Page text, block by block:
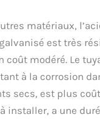
matériaux,
est très
coût modéré. Le
à la corrosion
secs, est plus
installer, a une